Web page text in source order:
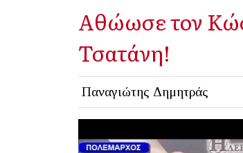
Αθώωσε τον
Τσατάνη!
Παναγιώτης Δημητράς